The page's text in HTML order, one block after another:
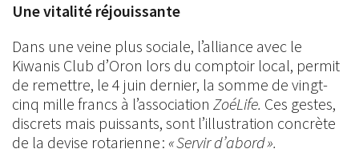
Une vitalité réjouissante
Dans une veine plus sociale, l’alliance avec le
Kiwanis Club d’Oron lors du comptoir local, permit
de remettre, le 4 juin dernier, la somme de vingt-
cinq mille francs à l’association ZoéLife. Ces gestes,
discrets mais puissants, sont l’illustration concrète
de la devise rotarienne : « Servir d’abord ».